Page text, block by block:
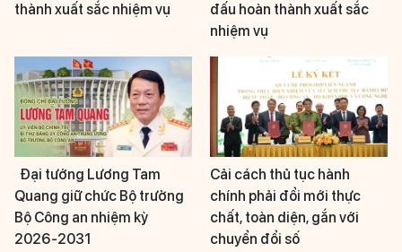
thành xuất sắc nhiệm vụ
đấu hoàn thành xuất sắc
nhiệm vụ
Đại tướng Lương Tam
Quang giữ chức Bộ trưởng
Bộ Công an nhiệm kỳ
2026-2031
Cải cách thủ tục hành
chính phải đổi mới thực
chất, toàn diện, gắn với
chuyển đổi số